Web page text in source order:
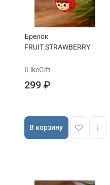
Брелок
FRUIT.STRAWBERRY
ILikeGift
299 ₽
В корзину